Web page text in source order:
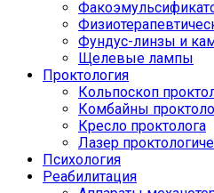
Фундус-линзы и
Щелевые лампы
Проктология
Кольпоскоп
Комбайны
Кресло проктолога
Лазер
Психология
Реабилитация